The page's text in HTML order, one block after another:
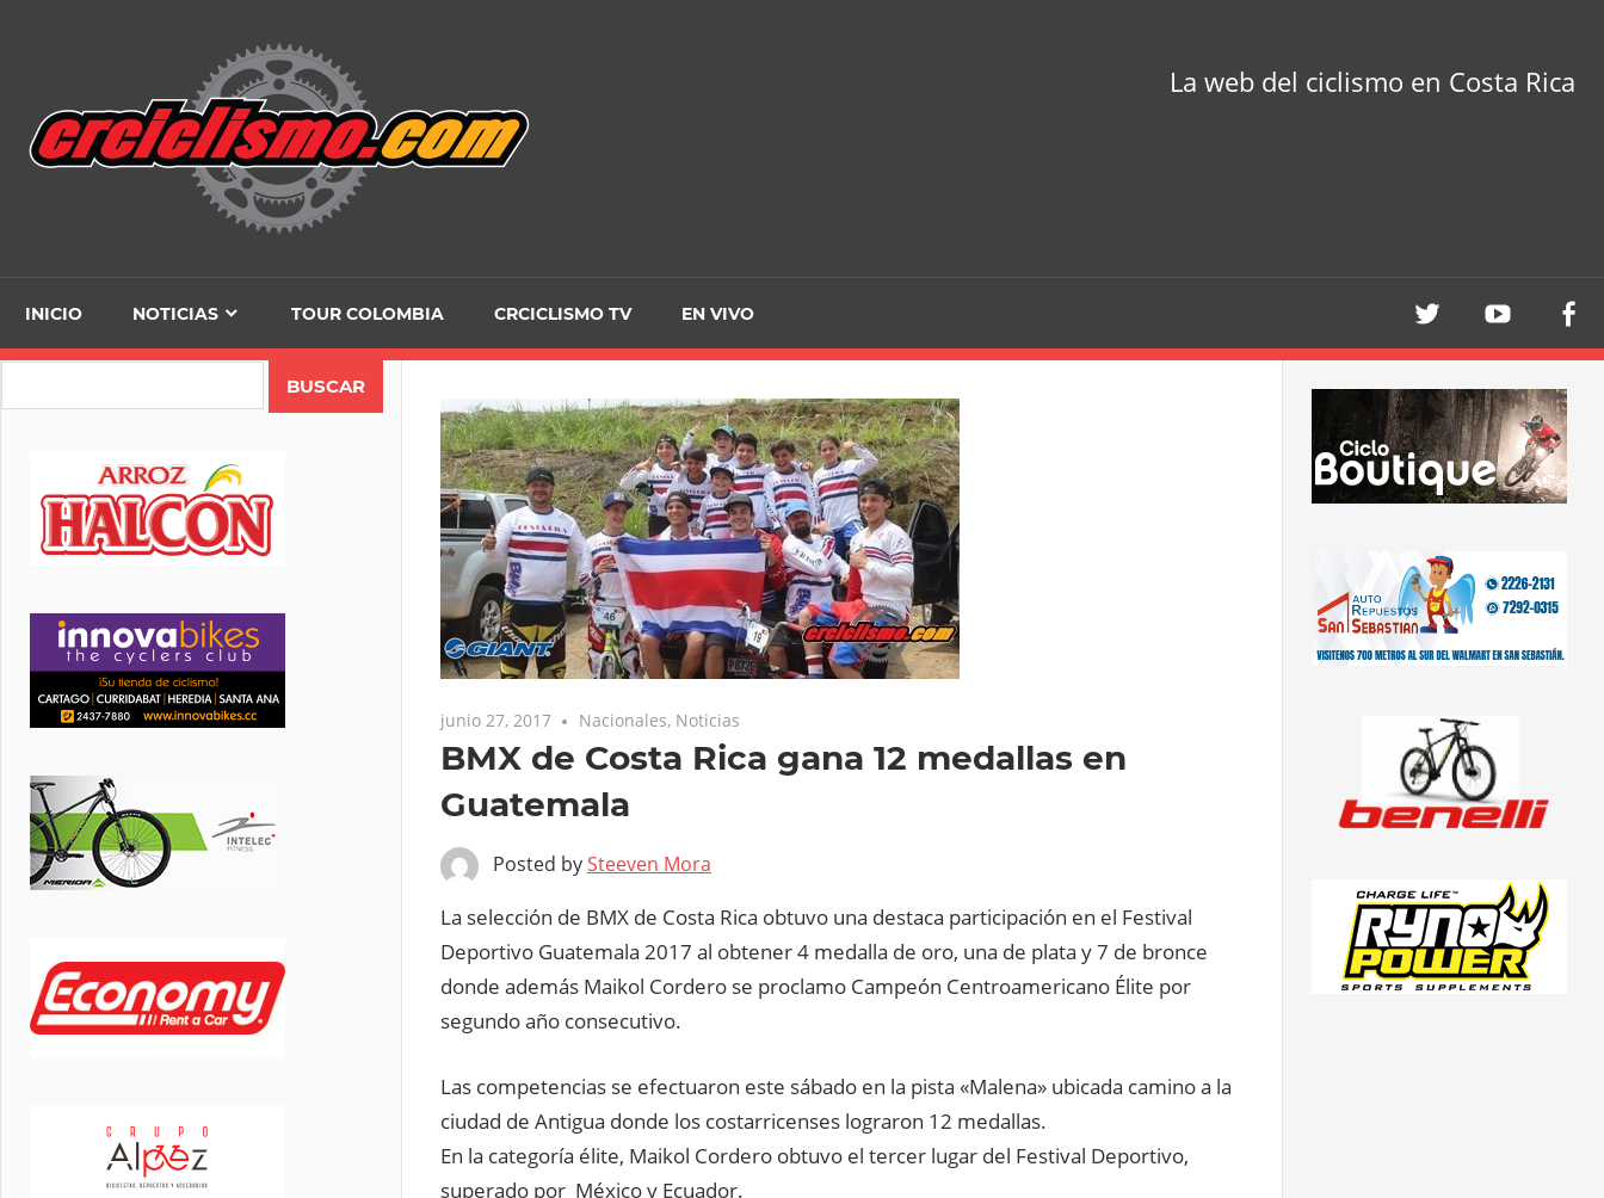
La web del ciclismo en Costa Rica
INICIO NOTICIAS TOUR COLOMBIA CRCICLISMO TV EN VIVO
junio 27, 2017 Nacionales, Noticias
BMX de Costa Rica gana 12 medallas en
Guatemala
Posted bySteeven Mora
La selección de BMX de Costa Rica obtuvo una destaca participación en el Festival
Deportivo Guatemala 2017 al obtener 4 medalla de oro, una de plata y 7 de bronce
donde además Maikol Cordero se proclamo Campeón Centroamericano Élite por
segundo año consecutivo.
Las competencias se efectuaron este sábado en la pista «Malena» ubicada camino a la
ciudad de Antigua donde los costarricenses lograron 12 medallas.
En la categoría élite, Maikol Cordero obtuvo el tercer lugar del Festival Deportivo,
superado por México y Ecuador.